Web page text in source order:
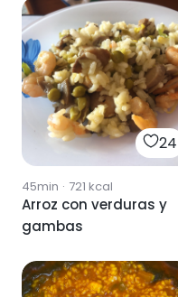
24
45min · 721 kcal
Arroz con verduras y
gambas